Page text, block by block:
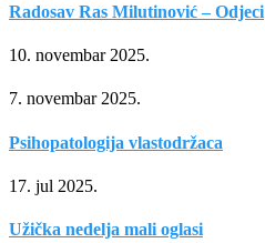
Radosav Ras Milutinović – Odjeci
10. novembar 2025.
7. novembar 2025.
Psihopatologija vlastodržaca
17. jul 2025.
Užička nedelja mali oglasi